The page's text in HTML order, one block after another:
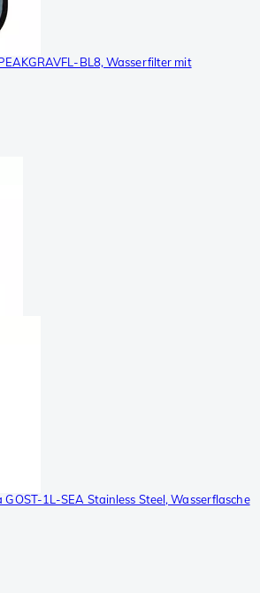
BL8, Wasserfilter mit
1L-SEA Stainless Steel, Wasserflasche